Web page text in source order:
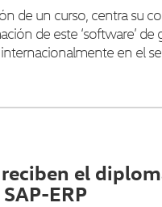
de un curso, centra su
de este ‘software’ de
en el
el
ERP